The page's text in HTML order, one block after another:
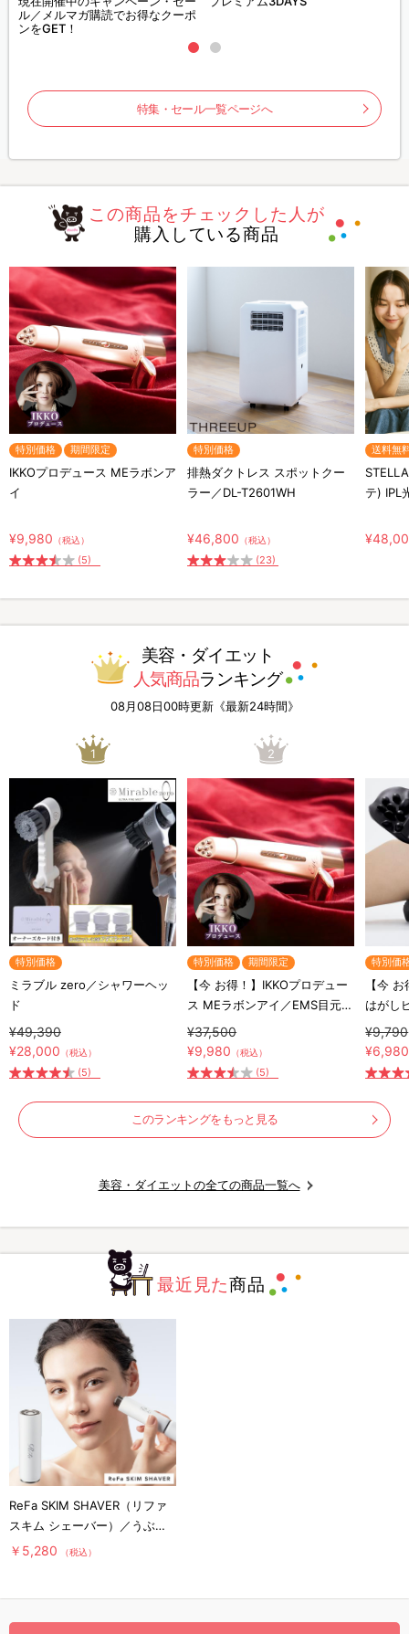
ル／メルマガ購読でお得なクーポ
ンをGET！
特集・セール一覧ページへ
この商品をチェックした人が
購入している商品
特別価格 期間限定
IKKOプロデュース MEラボンア
イ
¥9,980 （税込）
(5)
特別価格
排熱ダクトレス スポットクー
ラー／DL-T2601WH
¥46,800 （税込）
(23)
送料無
テ) IPL
美容・ダイエット
人気商品ランキング
08月08日00時更新《最新24時間》
1
特別価格
ミラブル zero／シャワーヘッ
ド
¥49,390
¥28,000 （税込）
(5)
2
特別価格 期間限定
【今 お得！】IKKOプロデュー
ス MEラボンアイ／EMS目元美
顔器
¥37,500
¥9,980 （税込）
(5)
特別価
【今
はがし
¥9,790
¥6,980
このランキングをもっと見る
美容・ダイエットの全ての商品一覧へ
最近見た商品
ReFa SKIM SHAVER（リファ
スキム シェーバー）／うぶ毛
ケア
￥5,280 （税込）